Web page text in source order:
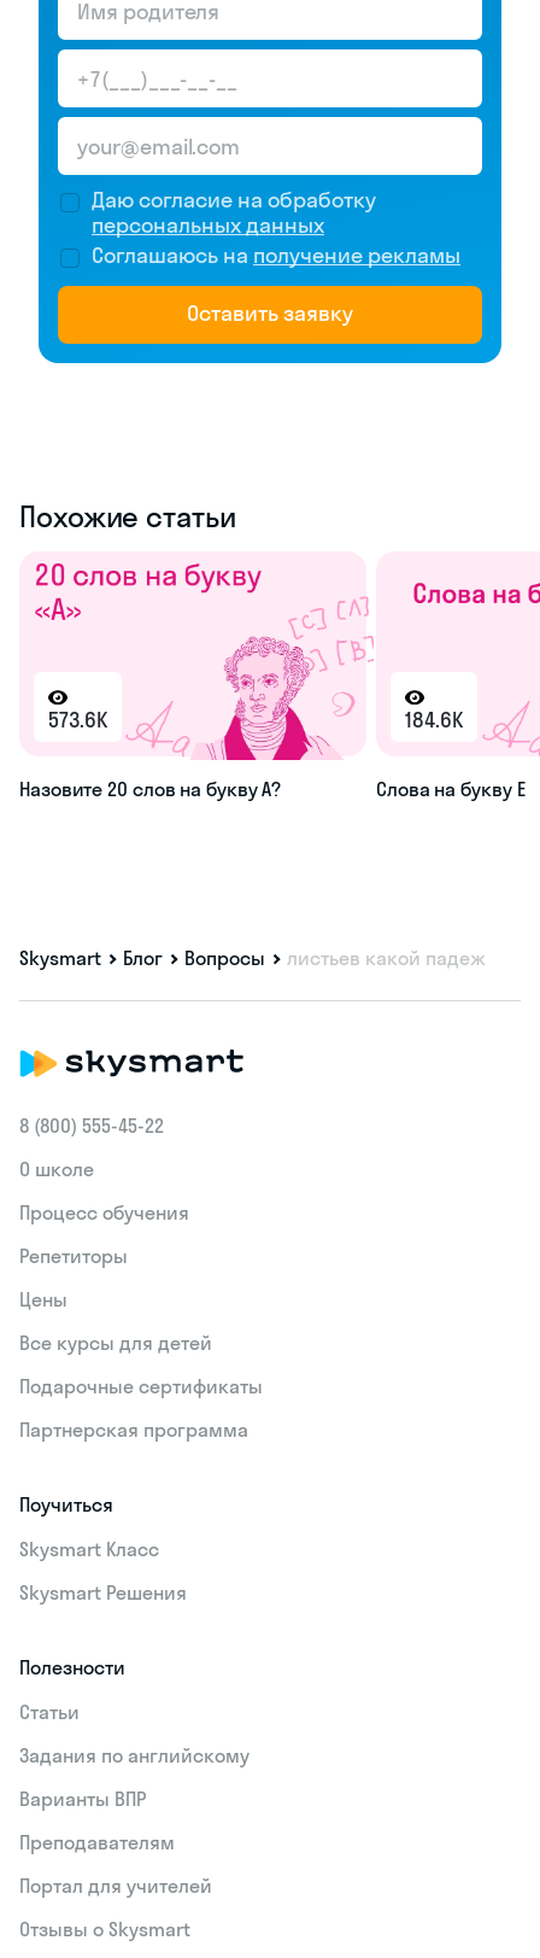
Даю согласие на обработку
персональных данных
Соглашаюсь на получение рекламы
Оставить заявку
Похожие статьи
573.6K
Назовите 20 слов на букву А?
184.6K
Слова на букву Е
Skysmart Блог Вопросы листьев какой падеж
8 (800) 555‑45-22
О школе
Процесс обучения
Репетиторы
Цены
Все курсы для детей
Подарочные сертификаты
Партнерская программа
Поучиться
Skysmart Класс
Skysmart Решения
Полезности
Статьи
Задания по английскому
Варианты ВПР
Преподавателям
Портал для учителей
Отзывы о Skysmart